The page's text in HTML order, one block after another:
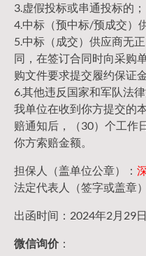
3.虚假投标或串通投标的；
4.中标（预中标/预成交）
5.中标（成交）供应商无
同，在签订合同时向采购
购文件要求提交履约保证
6.其他违反国家和军队法律
我单位在收到你方提交的
赔通知后，（30）个工作
你方索赔金额。
担保人（盖单位公章）：
法定代表人（签字或盖章
出函时间：2024年2月29日
微信询价：